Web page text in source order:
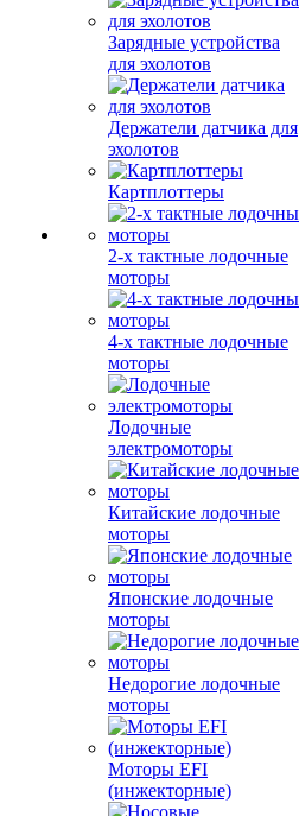
Зарядные устройства
для эхолотов
Держатели датчика для
эхолотов
Картплоттеры
2-х тактные лодочные
моторы
4-х тактные лодочные
моторы
Лодочные
электромоторы
Китайские лодочные
моторы
Японские лодочные
моторы
Недорогие лодочные
моторы
Моторы EFI
(инжекторные)